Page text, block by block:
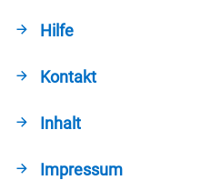
Hilfe
Kontakt
Inhalt
Impressum